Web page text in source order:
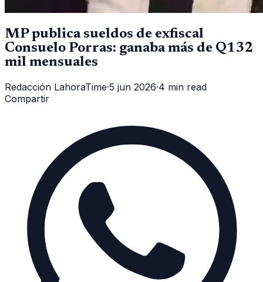
MP publica sueldos de exfiscal
Consuelo Porras: ganaba más de Q132
mil mensuales
Redacción LahoraTime·5 jun 2026·4 min read
Compartir